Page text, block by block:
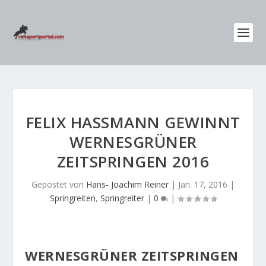
FELIX HASSMANN GEWINNT
WERNESGRÜNER Z
EITSPRINGEN 2016
Gepostet von Hans- Joachim Reiner | Jan. 17, 2016 |
Springreiten, Springreiter| 0 |
WERNESGRÜNER ZEITSPRINGEN